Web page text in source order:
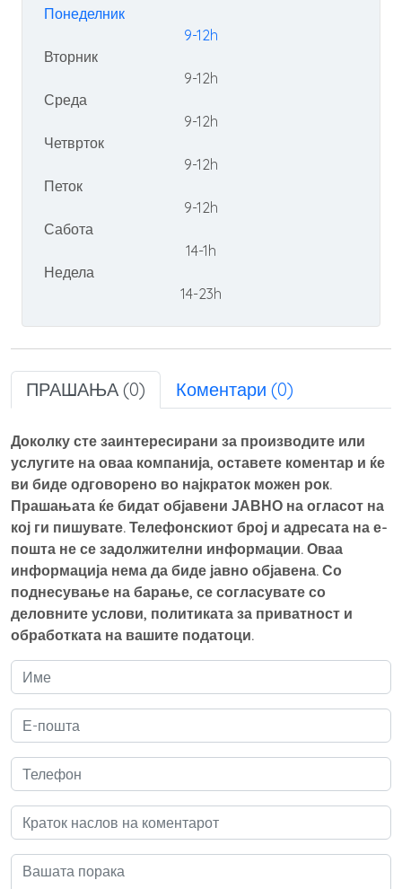
Понеделник
9-12h
Вторник
9-12h
Среда
9-12h
Четврток
9-12h
Петок
9-12h
Сабота
14-1h
Недела
14-23h
ПРАШАЊА (0) Коментари (0)
Доколку сте заинтересирани за производите или
услугите на оваа компанија, оставете коментар и ќе
ви биде одговорено во најкраток можен рок.
Прашањата ќе бидат објавени ЈАВНО на огласот на
кој ги пишувате. Телефонскиот број и адресата на е-
пошта не се задолжителни информации. Оваа
информација нема да биде јавно објавена. Со
поднесување на барање, се согласувате со
деловните услови, политиката за приватност и
обработката на вашите податоци.